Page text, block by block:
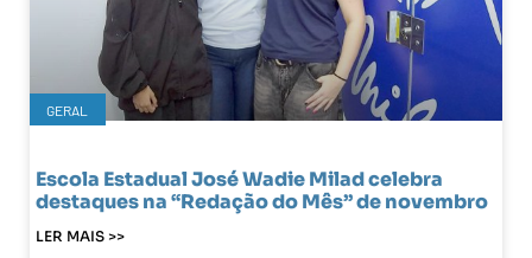
GERAL
Escola Estadual José Wadie Milad celebra
destaques na “Redação do Mês” de novembro
LER MAIS >>